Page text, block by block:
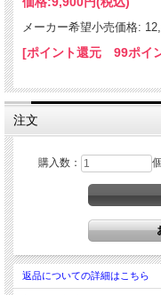
メーカー希望小売価格:
[ポイント還元 99ポイ
注文
購入数： 個
返品についての詳細はこちら